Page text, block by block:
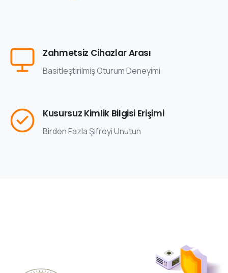
Zahmetsiz Cihazlar Arası
Basitleştirilmiş Oturum Deneyimi
Kusursuz Kimlik Bilgisi Erişimi
Birden Fazla Şifreyi Unutun